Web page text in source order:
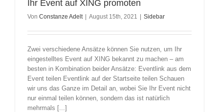
Ihr Event auf XING promoten
Von Constanze Adelt | August 15th, 2021 | Sidebar
Zwei verschiedene Ansätze können Sie nutzen, um Ihr
eingestelltes Event auf XING bekannt zu machen – am
besten in Kombination beider Ansätze: Eventlink aus dem
Event teilen Eventlink auf der Startseite teilen Schauen
wir uns das Ganze im Detail an, wobei Sie Ihr Event nicht
nur einmal teilen können, sondern das ist natürlich
mehrmals [...]